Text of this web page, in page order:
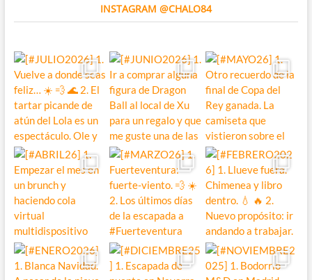
INSTAGRAM @CHALO84